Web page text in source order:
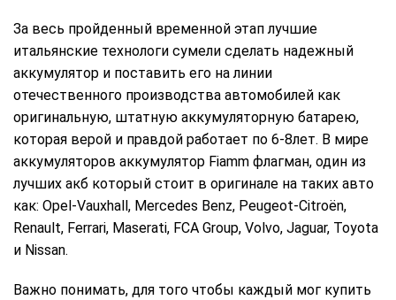
За весь пройденный временной этап лучшие
итальянские технологи сумели сделать надежный
аккумулятор и поставить его на линии
отечественного производства автомобилей как
оригинальную, штатную аккумуляторную батарею,
которая верой и правдой работает по 6-8лет. В мире
аккумуляторов аккумулятор Fiamm флагман, один из
лучших акб который стоит в оригинале на таких авто
как: Opel-Vauxhall, Mercedes Benz, Peugeot-Citroën,
Renault, Ferrari, Maserati, FCA Group, Volvo, Jaguar, Toyota
и Nissan.
Важно понимать, для того чтобы каждый мог купить